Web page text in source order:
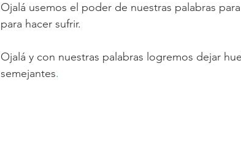
Ojalá usemos el poder de nuestras palabras
para hacer sufrir.
Ojalá y con nuestras palabras logremos dejar
semejantes.